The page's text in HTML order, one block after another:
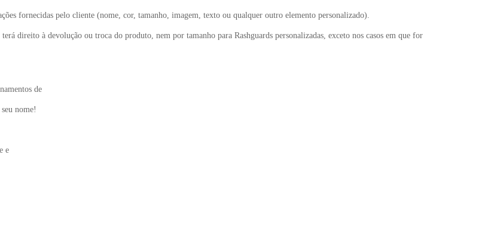
fornecidas pelo cliente (nome, cor, tamanho, imagem, texto ou qualquer outro elemento personalizado).
direito à devolução ou troca do produto, nem por tamanho para Rashguards personalizadas, exceto nos casos em que for
de
nome!
e